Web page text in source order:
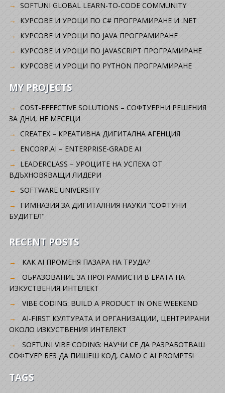
SOFTUNI GLOBAL LEARN-TO-CODE COMMUNITY
КУРСОВЕ И УРОЦИ ПО C# ПРОГРАМИРАНЕ И .NET
КУРСОВЕ И УРОЦИ ПО JAVA ПРОГРАМИРАНЕ
КУРСОВЕ И УРОЦИ ПО JAVASCRIPT ПРОГРАМИРАНЕ
КУРСОВЕ И УРОЦИ ПО PYTHON ПРОГРАМИРАНЕ
MY PROJECTS
COST-EFFECTIVE SOLUTIONS – СОФТУЕРНИ РЕШЕНИЯ
ЗА ДНИ, НЕ МЕСЕЦИ
CREATEX – КРЕАТИВНА ДИГИТАЛНА АГЕНЦИЯ
ENCORP.AI – ENTERPRISE-GRADE AI
LEADERCLASS – УРОЦИТЕ НА УСПЕХА ОТ
ВДЪХНОВЯВАЩИ ЛИДЕРИ
SOFTWARE UNIVERSITY
ГИМНАЗИЯ ЗА ДИГИТАЛНИЯ НАУКИ "СОФТУНИ
БУДИТЕЛ"
RECENT POSTS
КАК AI ПРОМЕНЯ ПАЗАРА НА ТРУДА?
ОБРАЗОВАНИЕ ЗА ПРОГРАМИСТИ В ЕРАТА НА
ИЗКУСТВЕНИЯ ИНТЕЛЕКТ
VIBE CODING: BUILD A PRODUCT IN ONE WEEKEND
AI-FIRST КУЛТУРАТА И ОРГАНИЗАЦИИ, ЦЕНТРИРАНИ
ОКОЛО ИЗКУСТВЕНИЯ ИНТЕЛЕКТ
SOFTUNI VIBE CODING: НАУЧИ СЕ ДА РАЗРАБОТВАШ
СОФТУЕР БЕЗ ДА ПИШЕШ КОД, САМО С AI PROMPTS!
TAGS